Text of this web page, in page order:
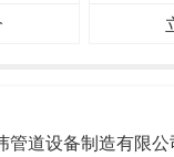
管道设备制造有限公